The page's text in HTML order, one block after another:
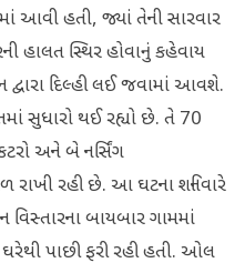
આવી હતી, જ્યાં તેની સારવાર
હાલત સ્થિર હોવાનું કહેવાય
દ્વારા દિલ્હી લઈ જવામાં આવશે.
સુધારો થઈ રહ્યો છે. તે 70
અને બે નર્સિંગ
રાખી રહી છે. આ ઘટના શનિવારે
વિસ્તારના બાયબાર ગામમાં
ઘરેથી પાછી ફરી રહી હતી. ઓલ